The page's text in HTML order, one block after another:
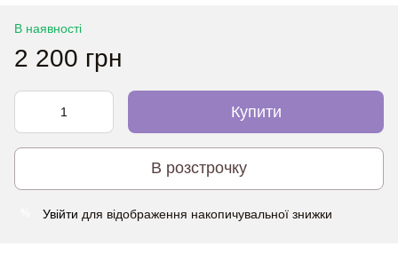
В наявності
2 200 грн
Купити
В розстрочку
Увійти для відображення накопичувальної знижки